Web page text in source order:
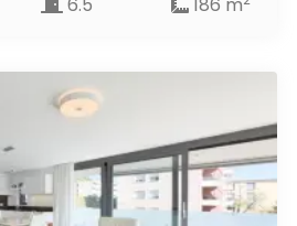
6.5 186 m